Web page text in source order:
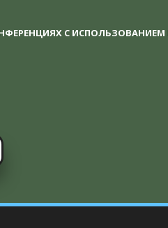
С ИСПОЛЬЗОВАНИЕМ